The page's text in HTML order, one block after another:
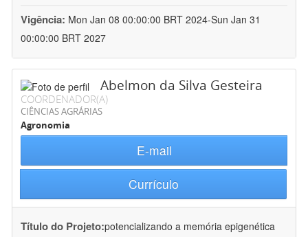
Vigência: Mon Jan 08 00:00:00 BRT 2024-Sun Jan 31
00:00:00 BRT 2027
Abelmon da Silva Gesteira
COORDENADOR(A)
CIÊNCIAS AGRÁRIAS
Agronomia
E-mail
Currículo
Título do Projeto:potencializando a memória epigenética